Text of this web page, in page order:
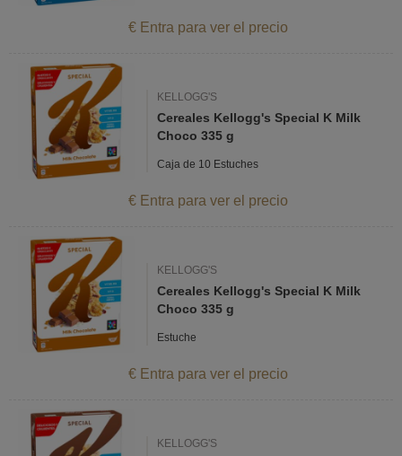
€ Entra para ver el precio
KELLOGG'S
Cereales Kellogg's Special K Milk
Choco 335 g
Caja de 10 Estuches
€ Entra para ver el precio
KELLOGG'S
Cereales Kellogg's Special K Milk
Choco 335 g
Estuche
€ Entra para ver el precio
KELLOGG'S